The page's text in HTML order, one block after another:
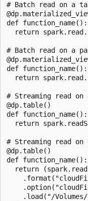
# Batch read on a
def function_name():
return
# Batch read on a
def function_name():
return
# Streaming read
@dp.table()
def function_name():
return
# Streaming read on
@dp.table()
def function_name():
return
.load("/